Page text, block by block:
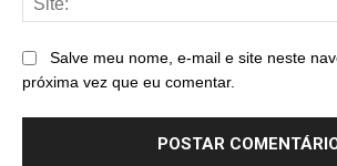
Salve meu nome, e-mail e site neste
próxima vez que eu comentar.